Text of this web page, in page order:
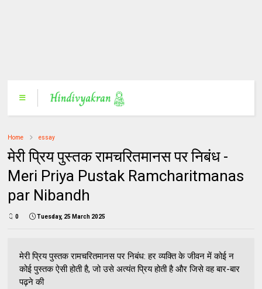
Home essay
मेरी प्रिय पुस्तक रामचरितमानस पर निबंध -
Meri Priya Pustak Ramcharitmanas
par Nibandh
0 Tuesday, 25 March 2025
मेरी प्रिय पुस्तक रामचरितमानस पर निबंध: हर व्यक्ति के जीवन में कोई न
कोई पुस्तक ऐसी होती है, जो उसे अत्यंत प्रिय होती है और जिसे वह बार-बार
पढ़ने की